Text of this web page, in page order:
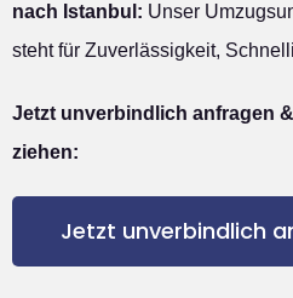
nach Istanbul: Unser
steht für Zuverlässigkeit,
Jetzt unverbindlich anfragen
ziehen:
Jetzt unverbindlich